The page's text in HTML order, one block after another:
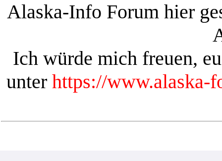
Alaska-Info Forum hier
Ich würde mich freuen,
unter https://www.alaska-